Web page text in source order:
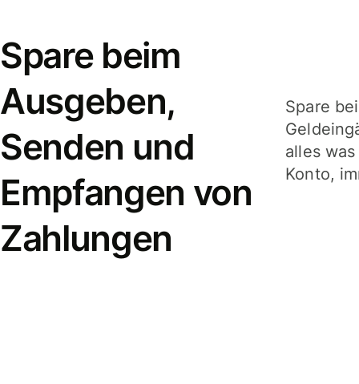
Spare beim
Ausgeben,
Senden und
Empfangen von
Zahlungen
Spare
alles
Konto,